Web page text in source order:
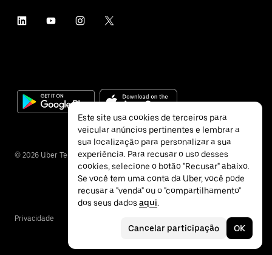
© 2026 Uber Technologies Inc.
Privacidade
Este site usa cookies de terceiros para
veicular anúncios pertinentes e lembrar a
sua localização para personalizar a sua
experiência. Para recusar o uso desses
cookies, selecione o botão "Recusar" abaixo.
Se você tem uma conta da Uber, você pode
recusar a "venda" ou o "compartilhamento"
dos seus dados aqui.
Cancelar participação OK